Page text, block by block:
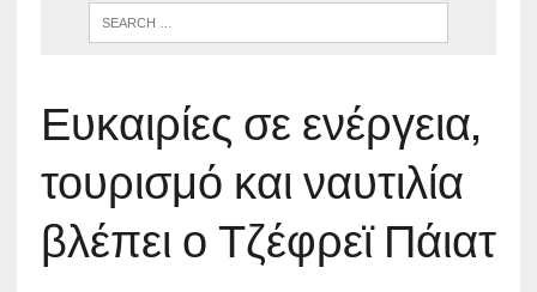
Ευκαιρίες σε ενέργεια,
τουρισμό και ναυτιλία
βλέπει ο Τζέφρεϊ Πάιατ